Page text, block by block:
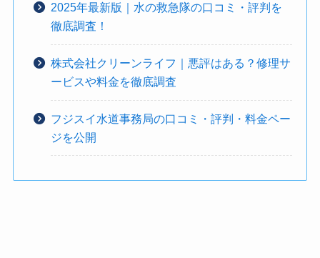
2025年最新版｜水の救急隊の口コミ・評判を
徹底調査！
株式会社クリーンライフ｜悪評はある？修理サ
ービスや料金を徹底調査
フジスイ水道事務局の口コミ・評判・料金ペー
ジを公開